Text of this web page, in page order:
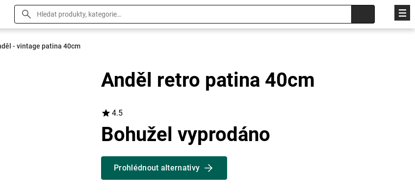
- vintage patina 40cm
Anděl retro patina 40cm
4.5
Bohužel vyprodáno
Prohlédnout alternativy